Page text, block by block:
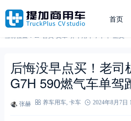
首页
后悔没早点买！老司
G7H 590燃气车单驾
张赫 养车用车, 卡车 2024年8月7日